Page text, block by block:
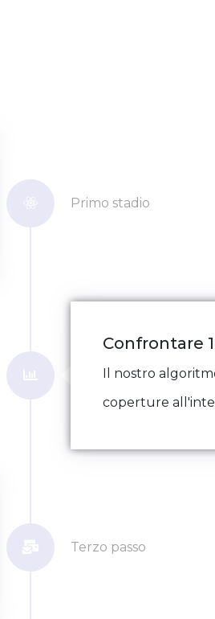
Primo stadio
Confrontare
Il nostro
coperture
Terzo passo